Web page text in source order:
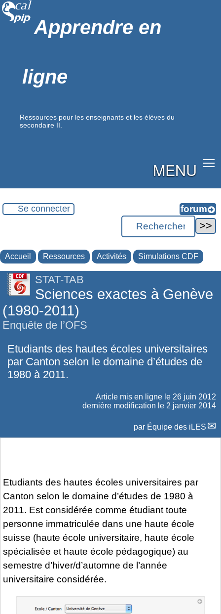
Apprendre en
ligne
Ressources pour les enseignants et les élèves du
secondaire II.
MENU
Se connecter
Accueil Ressources Activités Simulations CDF
STAT-TAB
Sciences exactes à Genève
(1980-2011)
Enquête de l’OFS
Etudiants des hautes écoles universitaires
par Canton selon le domaine d’études de
1980 à 2011.
Article mis en ligne le 26 juin 2012
dernière modification le 2 janvier 2014
par Équipe des iLES
Etudiants des hautes écoles universitaires par
Canton selon le domaine d’études de 1980 à
2011. Est considérée comme étudiant toute
personne immatriculée dans une haute école
suisse (haute école universitaire, haute école
spécialisée et haute école pédagogique) au
semestre d’hiver/d’automne de l’année
universitaire considérée.